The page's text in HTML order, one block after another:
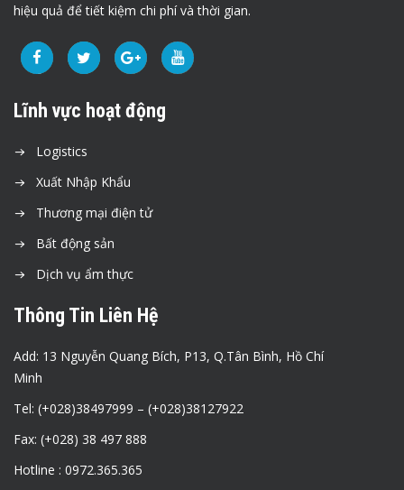
hiệu quả để tiết kiệm chi phí và thời gian.
Lĩnh vực hoạt động
Logistics
Xuất Nhập Khẩu
Thương mại điện tử
Bất động sản
Dịch vụ ẩm thực
Thông Tin Liên Hệ
Add: 13 Nguyễn Quang Bích, P13, Q.Tân Bình, Hồ Chí
Minh
Tel: (+028)38497999 – (+028)38127922
Fax: (+028) 38 497 888
Hotline : 0972.365.365